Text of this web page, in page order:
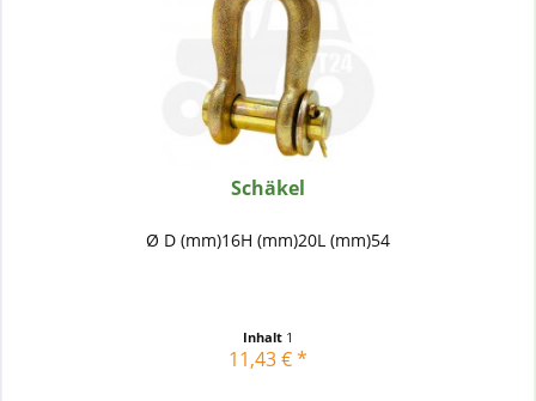
Schäkel
Ø D (mm)16H (mm)20L (mm)54
Inhalt 1
11,43 € *